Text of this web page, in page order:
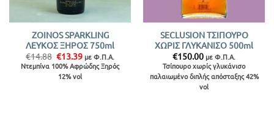
ZOINOS SPARKLING
ΛΕΥΚΟΣ ΞΗΡΟΣ 750ml
€14.88 Original
price
was:
€14.88.
€13.39Η
τρέχουσα
τιμή
με Φ.Π.Α.
Ντεμπίνα 100% Αφρώδης Ξηρός
12% vol
SECLUSION ΤΣΙΠΟΥΡΟ
ΧΩΡΙΣ ΓΛΥΚΑΝΙΣΟ 500ml
€150.00 με Φ.Π.Α.
Τσίπουρο χωρίς γλυκάνισο
παλαιωμένο διπλής απόσταξης 42%
vol